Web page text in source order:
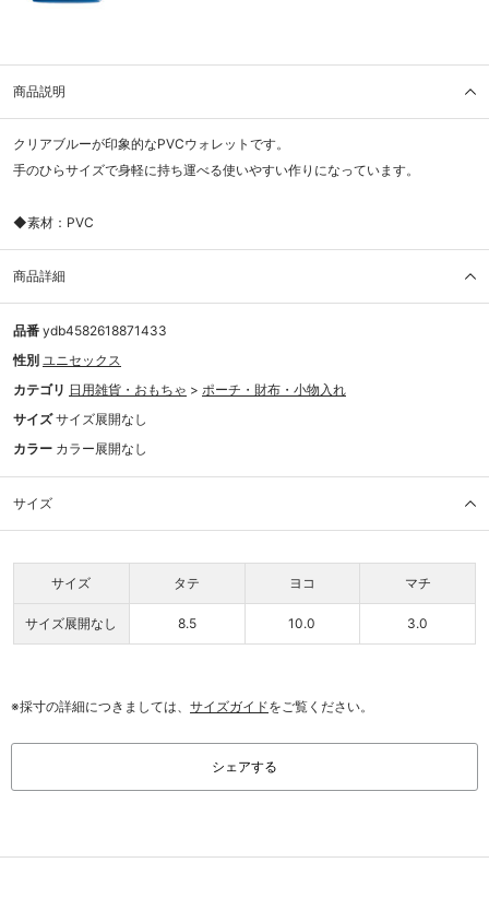
商品説明
クリアブルーが印象的なPVCウォレットです。
手のひらサイズで身軽に持ち運べる使いやすい作りになっています。
◆素材：PVC
商品詳細
品番 ydb4582618871433
性別 ユニセックス
カテゴリ 日用雑貨・おもちゃ > ポーチ・財布・小物入れ
サイズ サイズ展開なし
カラー カラー展開なし
サイズ
サイズ タテ ヨコ マチ
サイズ展開なし 8.5 10.0 3.0
※採寸の詳細につきましては、 サイズガイドをご覧ください。
シェアする